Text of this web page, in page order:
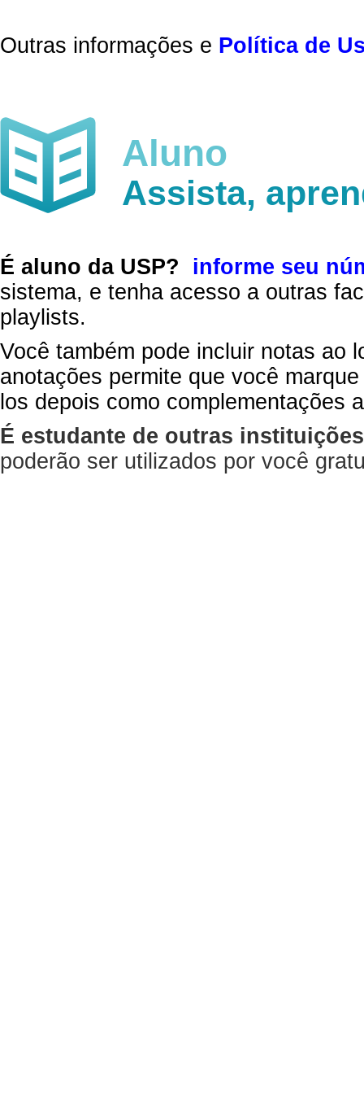
Outras informações e Política de
Aluno
Assista,
É aluno da USP?
informe seu
sistema, e tenha acesso a outras
playlists.
Você também pode incluir notas ao
anotações permite que você
los depois como complementações
É estudante de outras
poderão ser utilizados por você